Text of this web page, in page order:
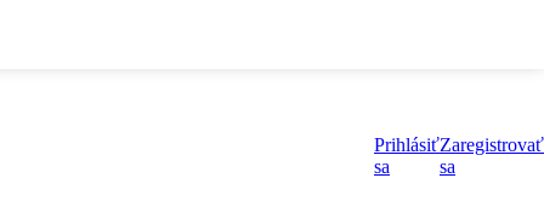
Prihlásiť
sa
Zaregistrovať
sa